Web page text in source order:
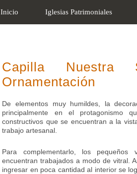
Inicio Iglesias Patrimoniales
Capilla
Ornamentación
De elementos muy humildes, la
principalmente en el protagonismo
constructivos que se encuentran a la
trabajo artesanal.
Para complementarlo, los pequeños
encuentran trabajados a modo de vitral.
ingresar en poca cantidad al interior se